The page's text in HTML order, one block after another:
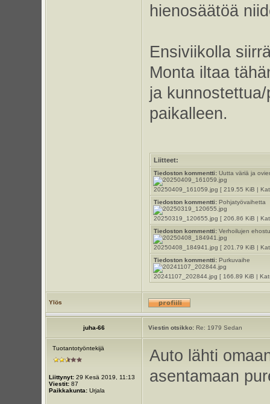
hienosäätöä
Ensiviikolla
Monta iltaa
ja
paikalleen.
Liitteet:
Tiedoston kommentti:Uutta väriä ja
20250409_161059.jpg [ 219.55 KiB |
Tiedoston kommentti:Pohjatyövaihetta
20250319_120655.jpg [ 206.86 KiB |
Tiedoston kommentti:Verhoilujen
20250408_184941.jpg [ 201.79 KiB |
Tiedoston kommentti:Purkuvaihe
20241107_202844.jpg [ 166.89 KiB |
Ylös
juha-66 Viestin otsikko:Re: 1979 Sedan
Tuotantotyöntekijä
Liittynyt:29 Kesä 2019, 11:13
Viestit:87
Paikkakunta:Urjala
Auto lähti
asentamaan